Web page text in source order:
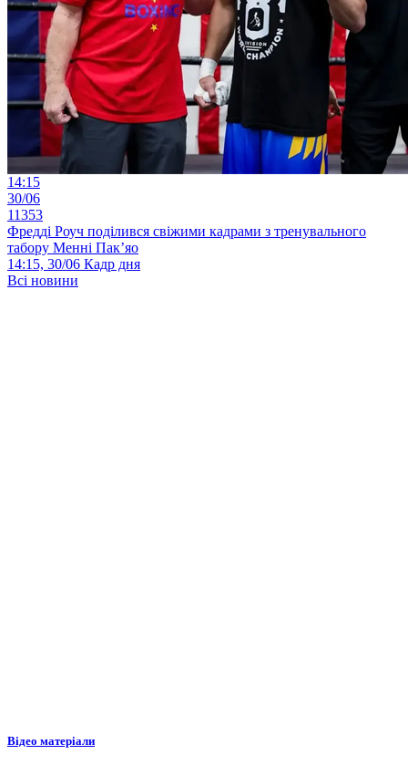
14:15
30/06
11353
Фредді Роуч поділився свіжими кадрами з тренувального
табору Менні Пак’яо
14:15, 30/06 Кадр дня
Всі новини
Відео матеріали